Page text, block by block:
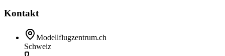
Kontakt
Modellflugzentrum.ch
Schweiz